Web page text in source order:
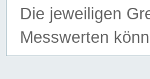
Die jeweiligen
Messwerten